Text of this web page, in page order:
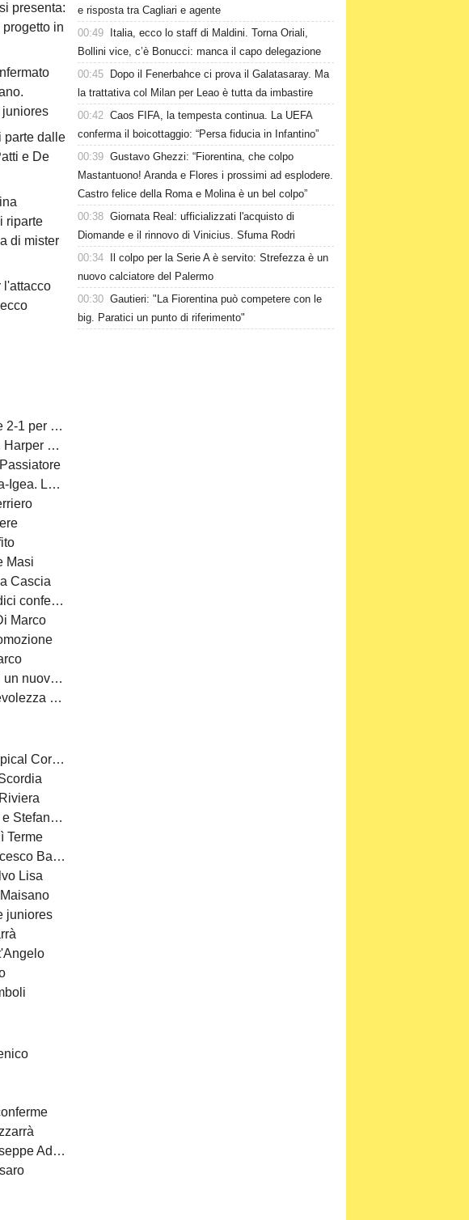
presenta:
in
juniores
parte dalle
e De
riparte
di mister
l'attacco
rossoblù
calendari
Masi
Cascia
Marco
percorso"
Coriano
Calà
Terme
Barbera
Lisa
juniores
e risposta tra Cagliari e agente
00:49
Italia, ecco lo staff di Maldini. Torna Oriali,
Bollini vice, c’è Bonucci: manca il capo delegazione
00:45
Dopo il Fenerbahce ci prova il Galatasaray. Ma
la trattativa col Milan per Leao è tutta da imbastire
00:42 Caos FIFA, la tempesta continua. La UEFA
conferma il boicottaggio: “Persa fiducia in Infantino”
00:39 Gustavo Ghezzi: “Fiorentina, che colpo
Mastantuono! Aranda e Flores i prossimi ad esplodere.
Castro felice della Roma e Molina è un bel colpo”
00:38 Giornata Real: ufficializzati l'acquisto di
Diomande e il rinnovo di Vinicius. Sfuma Rodri
00:34
Il colpo per la Serie A è servito: Strefezza è un
nuovo calciatore del Palermo
00:30 Gautieri: "La Fiorentina può competere con le
big. Paratici un punto di riferimento"